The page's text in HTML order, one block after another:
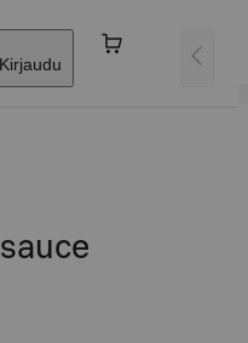
Kirjaudu